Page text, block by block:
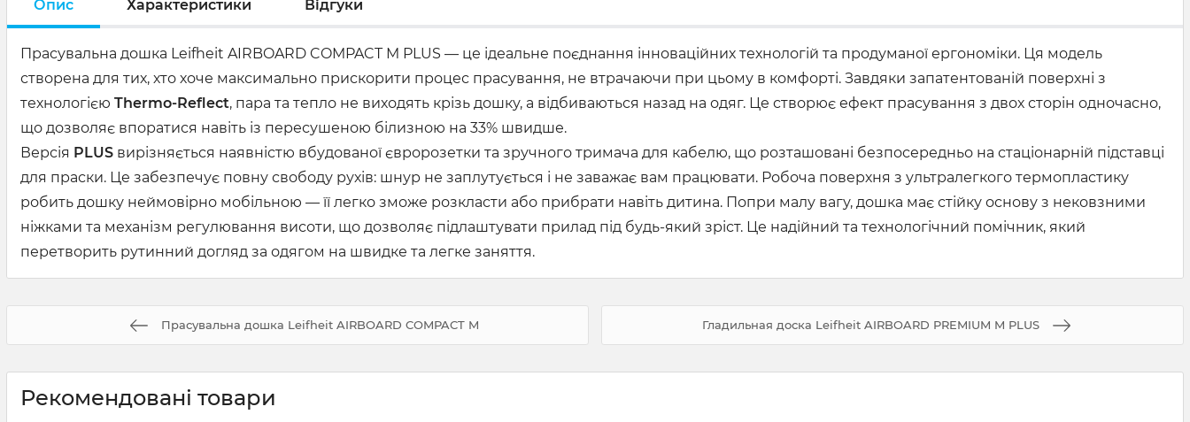
Опис Характеристики Відгуки
Прасувальна дошка Leifheit AIRBOARD COMPACT M PLUS — це ідеальне поєднання інноваційних технологій та продуманої ергономіки. Ця модель
створена для тих, хто хоче максимально прискорити процес прасування, не втрачаючи при цьому в комфорті. Завдяки запатентованій поверхні з
технологією Thermo-Reflect, пара та тепло не виходять крізь дошку, а відбиваються назад на одяг. Це створює ефект прасування з двох сторін одночасно,
що дозволяє впоратися навіть із пересушеною білизною на 33% швидше.
Версія PLUS вирізняється наявністю вбудованої євророзетки та зручного тримача для кабелю, що розташовані безпосередньо на стаціонарній підставці
для праски. Це забезпечує повну свободу рухів: шнур не заплутується і не заважає вам працювати. Робоча поверхня з ультралегкого термопластику
робить дошку неймовірно мобільною — її легко зможе розкласти або прибрати навіть дитина. Попри малу вагу, дошка має стійку основу з нековзними
ніжками та механізм регулювання висоти, що дозволяє підлаштувати прилад під будь-який зріст. Це надійний та технологічний помічник, який
перетворить рутинний догляд за одягом на швидке та легке заняття.
Прасувальна дошка Leifheit AIRBOARD COMPACT M Гладильная доска Leifheit AIRBOARD PREMIUM M PLUS
Рекомендовані товари